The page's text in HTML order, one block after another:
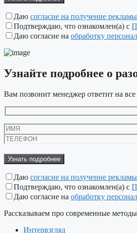
поле
пустым.
Даю согласие на получение рекламы
Подтверждаю, что ознакомлен(а) с
Даю согласие на обработку
Узнайте подробнее о
Вам позвонит менеджер ответит на
это
поле
пустым.
Даю согласие на получение рекламы
Подтверждаю, что ознакомлен(а) с
Даю согласие на обработку
Рассказываем про современные
Интервзгляд